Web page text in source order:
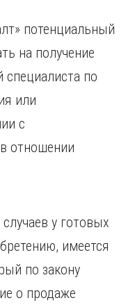
потенциальный
на получение
по
или
с
отношении
у готовых
имеется
по закону
о продаже